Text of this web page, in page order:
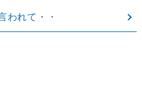
われて・・